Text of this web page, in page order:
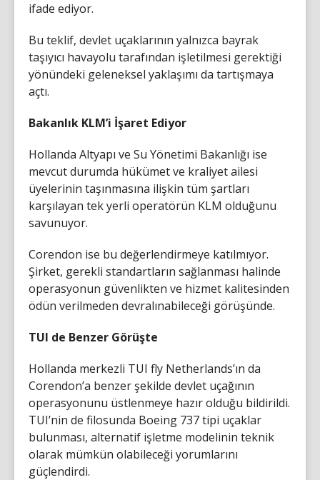
ifade ediyor.
Bu teklif, devlet uçaklarının yalnızca bayrak
taşıyıcı havayolu tarafından işletilmesi gerektiği
yönündeki geleneksel yaklaşımı da tartışmaya
açtı.
Bakanlık KLM’i İşaret Ediyor
Hollanda Altyapı ve Su Yönetimi Bakanlığı ise
mevcut durumda hükümet ve kraliyet ailesi
üyelerinin taşınmasına ilişkin tüm şartları
karşılayan tek yerli operatörün KLM olduğunu
savunuyor.
Corendon ise bu değerlendirmeye katılmıyor.
Şirket, gerekli standartların sağlanması halinde
operasyonun güvenlikten ve hizmet kalitesinden
ödün verilmeden devralınabileceği görüşünde.
TUI de Benzer Görüşte
Hollanda merkezli TUI fly Netherlands’ın da
Corendon’a benzer şekilde devlet uçağının
operasyonunu üstlenmeye hazır olduğu bildirildi.
TUI’nin de filosunda Boeing 737 tipi uçaklar
bulunması, alternatif işletme modelinin teknik
olarak mümkün olabileceği yorumlarını
güçlendirdi.